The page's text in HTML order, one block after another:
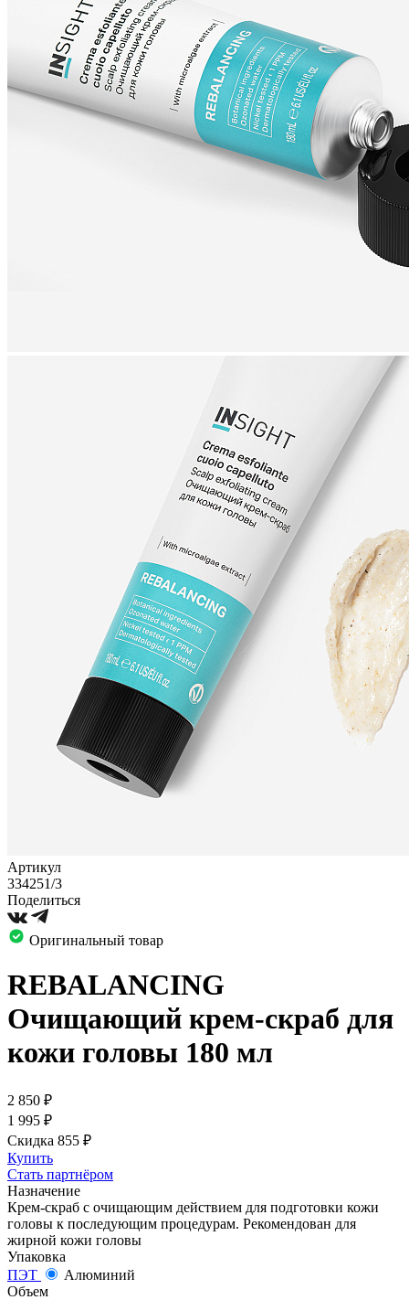
Артикул
334251/3
Поделиться
Оригинальный товар
REBALANCING
Очищающий крем-скраб для
кожи головы 180 мл
2 850 ₽
1 995 ₽
Скидка 855 ₽
Купить
Стать партнёром
Назначение
Крем-скраб с очищающим действием для подготовки кожи
головы к последующим процедурам. Рекомендован для
жирной кожи головы
Упаковка
ПЭТ
Алюминий
Объем